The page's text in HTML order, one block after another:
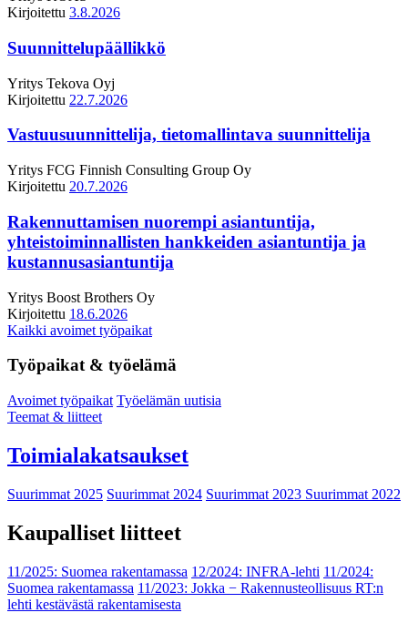
Kirjoitettu 3.8.2026
Suunnittelupäällikkö
Yritys Tekova Oyj
Kirjoitettu 22.7.2026
Vastuusuunnittelija, tietomallintava suunnittelija
Yritys FCG Finnish Consulting Group Oy
Kirjoitettu 20.7.2026
Rakennuttamisen nuorempi asiantuntija,
yhteistoiminnallisten hankkeiden asiantuntija ja
kustannusasiantuntija
Yritys Boost Brothers Oy
Kirjoitettu 18.6.2026
Kaikki avoimet työpaikat
Työpaikat & työelämä
Avoimet työpaikat Työelämän uutisia
Teemat & liitteet
Toimialakatsaukset
Suurimmat 2025 Suurimmat 2024 Suurimmat 2023 Suurimmat 2022
Kaupalliset liitteet
11/2025: Suomea rakentamassa 12/2024: INFRA-lehti 11/2024:
Suomea rakentamassa 11/2023: Jokka − Rakennusteollisuus RT:n
lehti kestävästä rakentamisesta